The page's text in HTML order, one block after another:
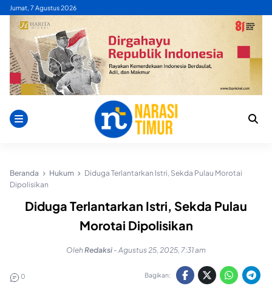
Skip
content
Jumat, 7 Agustus 2026
Beranda Hukum
Diduga Terlantarkan Istri, Sekda Pulau Morotai
Dipolisikan
Diduga Terlantarkan Istri, Sekda Pulau
Morotai Dipolisikan
OlehRedaksi - Agustus 25, 2025, 7:31 am
0 Bagikan: